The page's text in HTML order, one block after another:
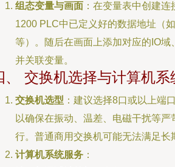
组态变量与画面 ：在变量表中创建
1200 PLC中已定义好的数据地址（
等）。随后在画面上添加对应的IO
并关联变量。
、 交换机选择与计算机系
交换机选型 ：建议选择8口或以上端
以确保在振动、温差、电磁干扰等严
行。普通商用交换机可能无法满足长
计算机系统服务 ：